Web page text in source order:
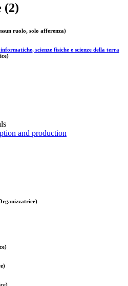
(2)
ruolo, solo afferenza)
scienze fisiche e scienze della terra
and production